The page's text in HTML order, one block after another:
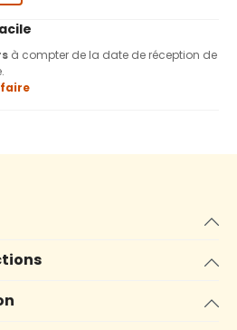
à compter de la date de réception de